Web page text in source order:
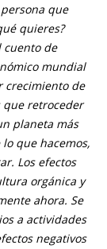
que
quieres?
cuento de
mundial
crecimiento de
que retroceder
planeta más
que hacemos,
Los efectos
orgánica y
ahora. Se
a actividades
negativos